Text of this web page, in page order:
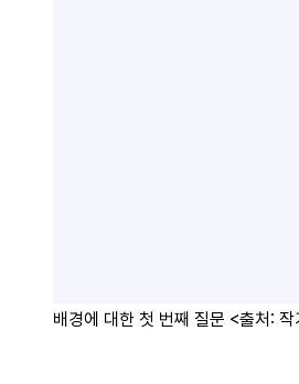
배경에 대한 첫 번째 질문 <출처: